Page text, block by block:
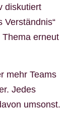
diskutiert
Verständnis“
erneut
mehr Teams
Jedes
umsonst.